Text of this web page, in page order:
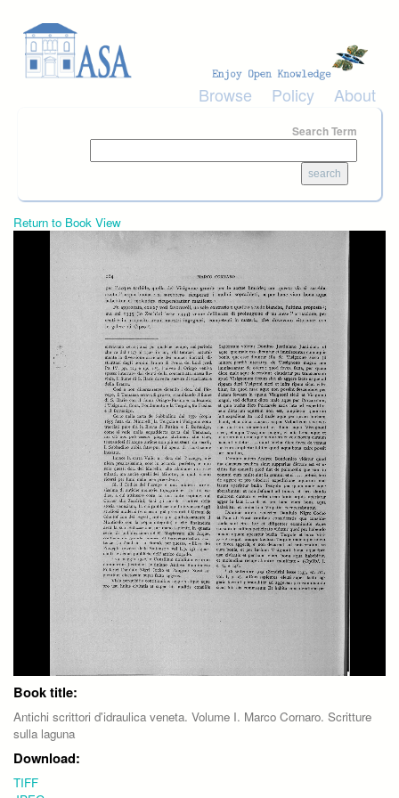
Browse Policy About
Search Term
Return to Book View
Book title:
Antichi scrittori d'idraulica veneta. Volume I. Marco Cornaro. Scritture
sulla laguna
Download:
TIFF